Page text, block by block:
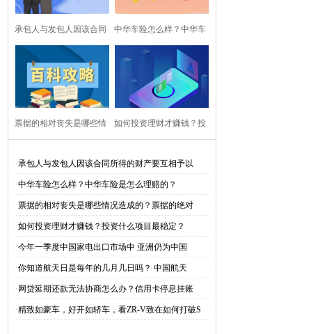
承包人与发包人因该合同
所得的财产要互相予以返
还吗？
中华车险怎么样？中华车
险是怎么理赔的？
票据的相对丧失是哪些情
失是哪些情况造成的？
如何投资理财才赚钱？投
·承包人与发包人因该合同所得的财产要互相予以
·中华车险怎么样？中华车险是怎么理赔的？
·票据的相对丧失是哪些情况造成的？票据的绝对
·如何投资理财才赚钱？投资什么项目最稳定？
·今年一季度中国家电出口市场中 亚洲仍为中国
·你知道航天日是每年的几月几日吗？ 中国航天
· 网贷延期还款无法协商怎么办？信用卡停息挂账
·精致如豪车，好开如轿车，看ZR-V致在如何打破S